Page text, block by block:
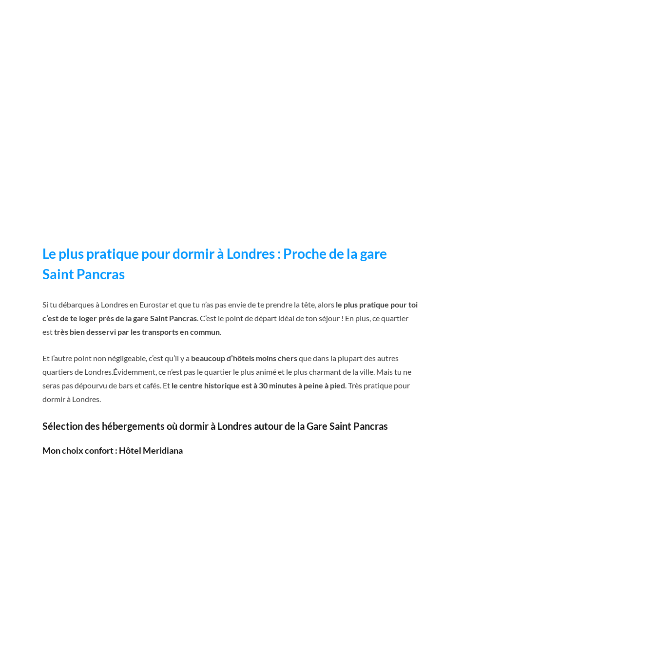
Le plus pratique pour dormir à Londres : Proche de la gare
Saint Pancras
Si tu débarques à Londres en Eurostar et que tu n’as pas envie de te prendre la tête, alors le plus pratique pour toi
c’est de te loger près de la gare Saint Pancras. C’est le point de départ idéal de ton séjour ! En plus, ce quartier
esttrès bien desservi par les transports en commun.
Et l’autre point non négligeable, c’est qu’il y a beaucoup d’hôtels moins chersque dans la plupart des autres
quartiers de Londres.Évidemment, ce n’est pas le quartier le plus animé et le plus charmant de la ville. Mais tu ne
seras pas dépourvu de bars et cafés. Et le centre historique est à 30 minutes à peine à pied. Très pratique pour
dormir à Londres.
Sélection des hébergements où dormir à Londres autour de la Gare Saint Pancras
Mon choix confort : Hôtel Meridiana